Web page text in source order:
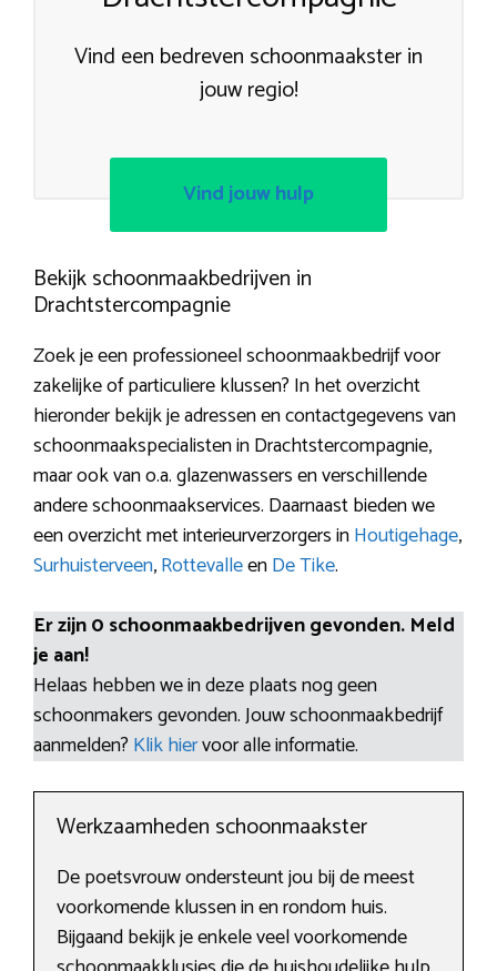
Vind een bedreven schoonmaakster in
jouw regio!
Vind jouw hulp
Bekijk schoonmaakbedrijven in
Drachtstercompagnie
Zoek je een professioneel schoonmaakbedrijf voor
zakelijke of particuliere klussen? In het overzicht
hieronder bekijk je adressen en contactgegevens van
schoonmaakspecialisten in Drachtstercompagnie,
maar ook van o.a. glazenwassers en verschillende
andere schoonmaakservices. Daarnaast bieden we
een overzicht met interieurverzorgers inHoutigehage,
Surhuisterveen,RottevalleenDe Tike.
Er zijn 0 schoonmaakbedrijven gevonden. Meld
je aan!
Helaas hebben we in deze plaats nog geen
schoonmakers gevonden. Jouw schoonmaakbedrijf
aanmelden? Klik hiervoor alle informatie.
Werkzaamheden schoonmaakster
De poetsvrouw ondersteunt jou bij de meest
voorkomende klussen in en rondom huis.
Bijgaand bekijk je enkele veel voorkomende